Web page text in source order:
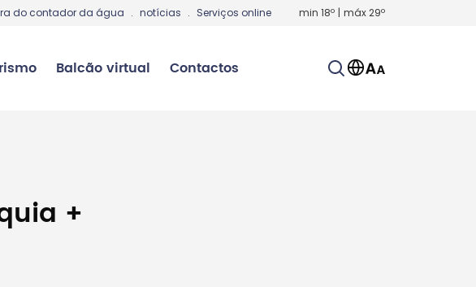
do contador da água . notícias . Serviços online min 18º | máx29º
Balcão virtual Contactos
+